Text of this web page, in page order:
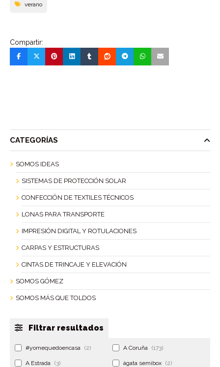
verano
Compartir:
CATEGORÍAS
SOMOS IDEAS
SISTEMAS DE PROTECCIÓN SOLAR
CONFECCIÓN DE TEXTILES TÉCNICOS
LONAS PARA TRANSPORTE
IMPRESIÓN DIGITAL Y ROTULACIONES
CARPAS Y ESTRUCTURAS
CINTAS DE TRINCAJE Y ELEVACIÓN
SOMOS GÓMEZ
SOMOS MÁS QUE TOLDOS
Filtrar resultados
#yomequedoencasa (2) A Coruña (173)
A Estrada (3) ágata semibox (2)